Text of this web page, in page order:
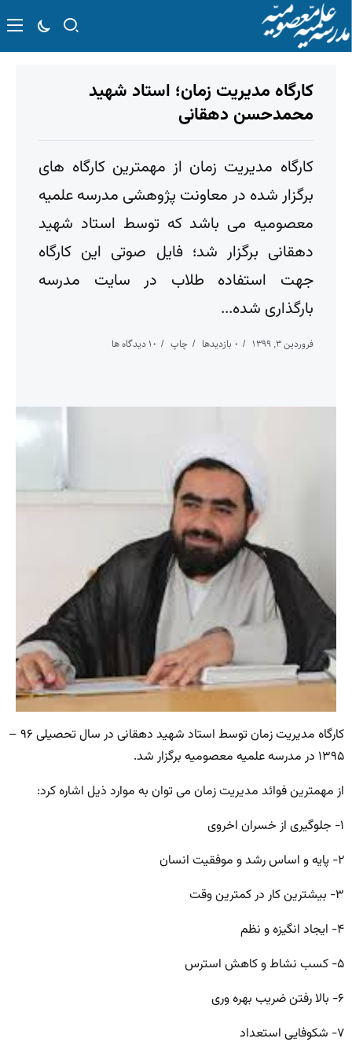
کارگاه مدیریت زمان؛ استاد شهید
محمدحسن دهقانی
کارگاه مدیریت زمان از مهمترین کارگاه های
برگزار شده در معاونت پژوهشی مدرسه علمیه
معصومیه می باشد که توسط استاد شهید
دهقانی برگزار شد؛ فایل صوتی این کارگاه
جهت استفاده طلاب در سایت مدرسه
بارگذاری شده...
فروردین ۳, ۱۳۹۹ ۰ بازدیدها چاپ ۱۰ دیدگاه ها
کارگاه مدیریت زمان توسط استاد شهید دهقانی در سال تحصیلی ۹۶ –
۱۳۹۵ در مدرسه علمیه معصومیه برگزار شد.
از مهمترین فوائد مدیریت زمان می توان به موارد ذیل اشاره کرد:
۱- جلوگیری از خسران اخروی
۲- پایه و اساس رشد و موفقیت انسان
۳- بیشترین کار در کمترین وقت
۴- ایجاد انگیزه و نظم
۵- کسب نشاط و کاهش استرس
۶- بالا رفتن ضریب بهره وری
۷- شکوفایی استعداد